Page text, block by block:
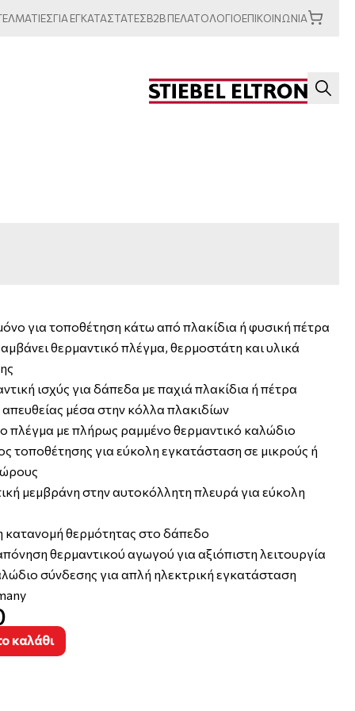
ΓΙΑ ΕΓΚΑΤΑΣΤΑΤΕΣB2BΠΕΛΑΤΟΛΟΓΙΟΕΠΙΚΟΙΝΩΝΙΑ
για τοποθέτηση κάτω από πλακίδια ή φυσική πέτρα
θερμαντικό πλέγμα, θερμοστάτη και υλικά
ισχύς για δάπεδα με παχιά πλακίδια ή πέτρα
μέσα στην κόλλα πλακιδίων
πλέγμα με πλήρως ραμμένο θερμαντικό καλώδιο
τοποθέτησης για εύκολη εγκατάσταση σε μικρούς ή
μεμβράνη στην αυτοκόλλητη πλευρά για εύκολη
θερμότητας στο δάπεδο
θερμαντικού αγωγού για αξιόπιστη λειτουργία
σύνδεσης για απλή ηλεκτρική εγκατάσταση
καλάθι